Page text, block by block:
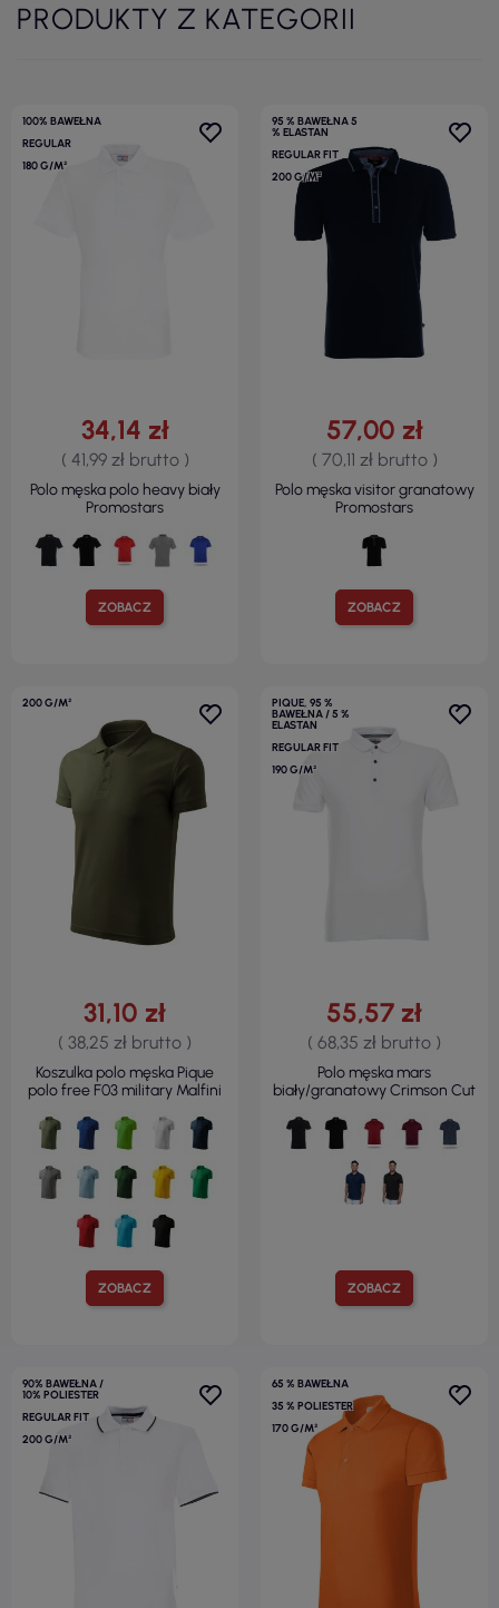
PRODUKTY Z KATEGORII
100% BAWEŁNA
REGULAR
180 G/M²
ZOBACZ
34,14 zł
( 41,99 zł brutto )
Polo męska polo heavy biały
Promostars
95 % BAWEŁNA 5
% ELASTAN
REGULAR FIT
200 G/M²
ZOBACZ
57,00 zł
( 70,11 zł brutto )
Polo męska visitor granatowy
Promostars
200 G/M²
ZOBACZ
31,10 zł
( 38,25 zł brutto )
Koszulka polo męska Pique
polo free F03 military Malfini
PIQUE, 95 %
BAWEŁNA / 5 %
ELASTAN
REGULAR FIT
190 G/M²
ZOBACZ
55,57 zł
( 68,35 zł brutto )
Polo męska mars
biały/granatowy Crimson Cut
90% BAWEŁNA /
10% POLIESTER
REGULAR FIT
200 G/M²
65 % BAWEŁNA
35 % POLIESTER
170 G/M²